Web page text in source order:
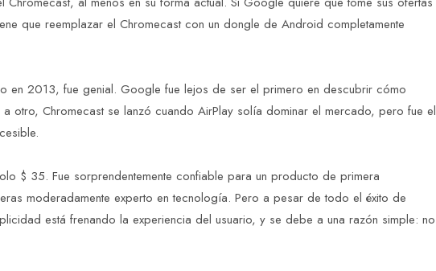
que reemplazar el Chromecast con un dongle de Android completamente
en 2013, fue genial. Google fue lejos de ser el primero en descubrir cómo
otro, Chromecast se lanzó cuando AirPlay solía dominar el mercado, pero fue el
$ 35. Fue sorprendentemente confiable para un producto de primera
moderadamente experto en tecnología. Pero a pesar de todo el éxito de
está frenando la experiencia del usuario, y se debe a una razón simple: no